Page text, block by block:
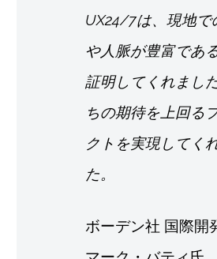
UX24/7は、現地で
や人脈が豊富であ
証明してくれまし
ちの期待を上回る
クトを実現してく
た。
ボーデン社 国際開